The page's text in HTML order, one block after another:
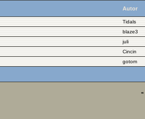
Autor
Tidals
blaze3
juli
Cincin
gotom
«